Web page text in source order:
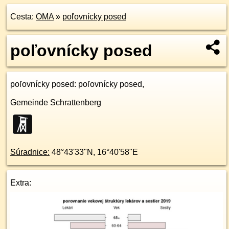
Cesta: OMA» poľovnícky posed
poľovnícky posed
poľovnícky posed: poľovnícky posed,
Gemeinde Schrattenberg
Súradnice: 48°43'33"N , 16°40'58"E
Extra: